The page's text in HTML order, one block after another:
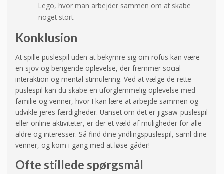
Lego, hvor man arbejder sammen om at skabe
noget stort.
Konklusion
At spille puslespil uden at bekymre sig om rofus kan være
en sjov og berigende oplevelse, der fremmer social
interaktion og mental stimulering. Ved at vælge de rette
puslespil kan du skabe en uforglemmelig oplevelse med
familie og venner, hvor I kan lære at arbejde sammen og
udvikle jeres færdigheder. Uanset om det er jigsaw-puslespil
eller online aktiviteter, er der et væld af muligheder for alle
aldre og interesser. Så find dine yndlingspuslespil, saml dine
venner, og kom i gang med at løse gåder!
Ofte stillede spørgsmål